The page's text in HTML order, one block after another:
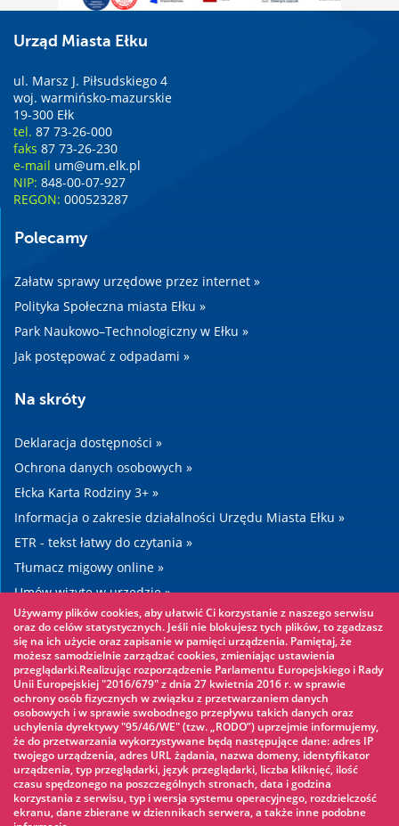
Urząd Miasta Ełku
ul. Marsz J. Piłsudskiego 4
woj. warmińsko-mazurskie
19-300 Ełk
tel. 87 73-26-000
faks 87 73-26-230
e-mail um@um.elk.pl
NIP: 848-00-07-927
REGON: 000523287
Polecamy
Załatw sprawy urzędowe przez internet »
Polityka Społeczna miasta Ełku »
Park Naukowo–Technologiczny w Ełku »
Jak postępować z odpadami »
Na skróty
Deklaracja dostępności »
Ochrona danych osobowych »
Ełcka Karta Rodziny 3+ »
Informacja o zakresie działalności Urzędu Miasta Ełku »
ETR - tekst łatwy do czytania »
Tłumacz migowy online »
Umów wizytę w urzędzie »
Drogi »
Warto zobaczyć
Park linowy »
Park Wodny »
Lodowisko »
KINOECK »
Muzeum »
Używamy plików cookies, aby ułatwić Ci korzystanie z naszego serwisu
oraz do celów statystycznych. Jeśli nie blokujesz tych plików, to zgadzasz
się na ich użycie oraz zapisanie w pamięci urządzenia. Pamiętaj, że
możesz samodzielnie zarządzać cookies, zmieniając ustawienia
przeglądarki.Realizując rozporządzenie Parlamentu Europejskiego i Rady
Unii Europejskiej "2016/679" z dnia 27 kwietnia 2016 r. w sprawie
ochrony osób fizycznych w związku z przetwarzaniem danych
osobowych i w sprawie swobodnego przepływu takich danych oraz
uchylenia dyrektywy "95/46/WE" (tzw. „RODO”) uprzejmie informujemy,
że do przetwarzania wykorzystywane będą następujące dane: adres IP
twojego urządzenia, adres URL żądania, nazwa domeny, identyfikator
urządzenia, typ przeglądarki, język przeglądarki, liczba kliknięć, ilość
czasu spędzonego na poszczególnych stronach, data i godzina
korzystania z serwisu, typ i wersja systemu operacyjnego, rozdzielczość
ekranu, dane zbierane w dziennikach serwera, a także inne podobne